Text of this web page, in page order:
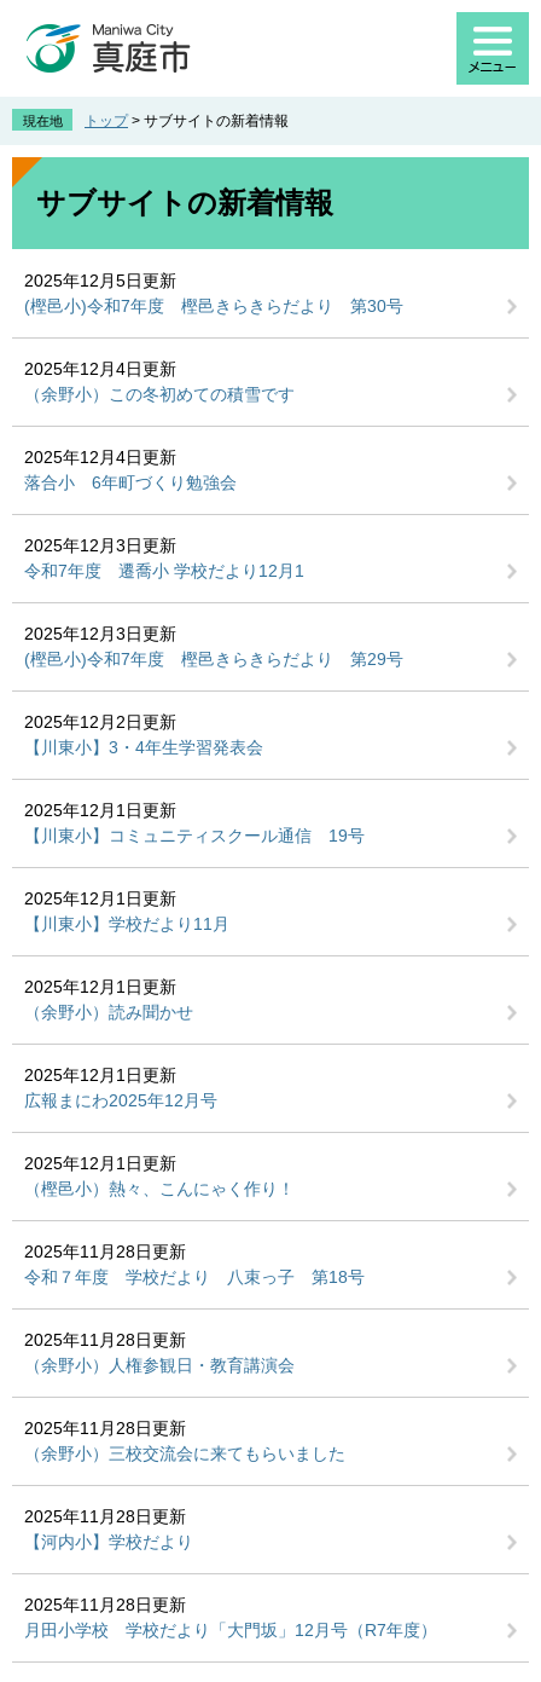
先
す
を
し
現在地 トップ > サブサイトの新着情報
本
サブサイトの新着情報
2025年12月5日更新
(樫邑小)令和7年度 樫邑きらきらだより 第30号
2025年12月4日更新
（余野小）この冬初めての積雪です
2025年12月4日更新
落合小 6年町づくり勉強会
2025年12月3日更新
令和7年度 遷喬小 学校だより12月1
2025年12月3日更新
(樫邑小)令和7年度 樫邑きらきらだより 第29号
2025年12月2日更新
【川東小】3・4年生学習発表会
2025年12月1日更新
【川東小】コミュニティスクール通信 19号
2025年12月1日更新
【川東小】学校だより11月
2025年12月1日更新
（余野小）読み聞かせ
2025年12月1日更新
広報まにわ2025年12月号
2025年12月1日更新
（樫邑小）熱々、こんにゃく作り！
2025年11月28日更新
令和７年度 学校だより 八束っ子 第18号
2025年11月28日更新
（余野小）人権参観日・教育講演会
2025年11月28日更新
（余野小）三校交流会に来てもらいました
2025年11月28日更新
【河内小】学校だより
2025年11月28日更新
月田小学校 学校だより「大門坂」12月号（R7年度）